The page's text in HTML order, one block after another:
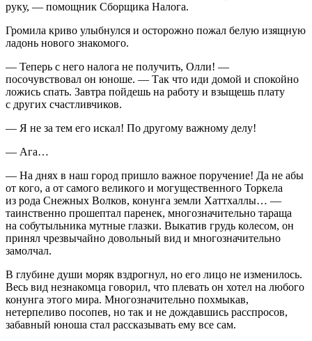
руку, — помощник Сборщика Налога.
Громила криво улыбнулся и осторожно пожал белую изящную
ладонь нового знакомого.
— Теперь с него налога не получить, Олли! —
посочувствовал он юноше. — Так что иди домой и спокойно
ложись спать. Завтра пойдешь на работу и взыщешь плату
с других счастливчиков.
— Я не за тем его искал! По другому важному делу!
— Ага…
— На днях в наш город пришло важное поручение! Да не абы
от кого, а от самого великого и могущественного Торкела
из рода Снежных Волков, конунга земли Хаттхаллы… —
таинственно прошептал паренек, многозначительно тараща
на собутыльника мутные глазки. Выкатив грудь колесом, он
принял чрезвычайно довольный вид и многозначительно
замолчал.
В глубине души моряк вздрогнул, но его лицо не изменилось.
Весь вид незнакомца говорил, что плевать он хотел на любого
конунга этого мира. Многозначительно похмыкав,
нетерпеливо посопев, но так и не дождавшись расспросов,
забавный юноша стал рассказывать ему все сам.